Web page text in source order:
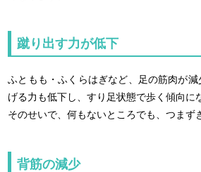
蹴り出す力が低下
ふともも・ふくらはぎなど、足の筋肉が
げる力も低下し、すり足状態で歩く傾向に
そのせいで、何もないところでも、つまず
背筋の減少